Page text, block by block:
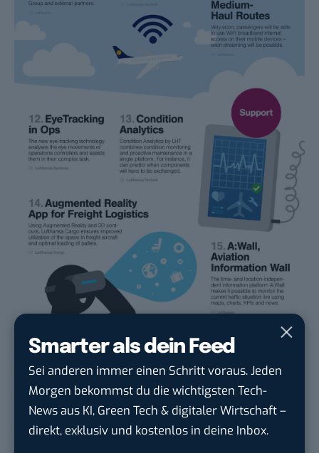
Smarter als dein Feed
Sei anderen immer einen Schritt voraus. Jeden
Morgen bekommst du die wichtigsten Tech-
News aus KI, Green Tech & digitaler Wirtschaft –
direkt, exklusiv und kostenlos in deine Inbox.